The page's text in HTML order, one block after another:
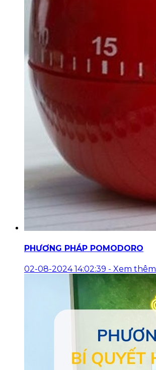
PHƯƠNG PHÁP POMODORO
02-08-2024 14:02:39 - Xem thêm